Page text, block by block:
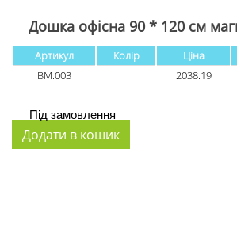
Дошка офісна 90 * 120 см
Артикул Колір Ціна
BM.003
2038.19
Під замовлення